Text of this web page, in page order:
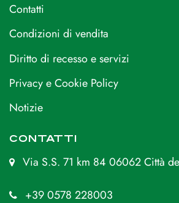
Contatti
Condizioni di vendita
Diritto di recesso e servizi
Privacy e Cookie Policy
Notizie
CONTATTI
Via S.S. 71 km 84 06062 Città
+39 0578 228003